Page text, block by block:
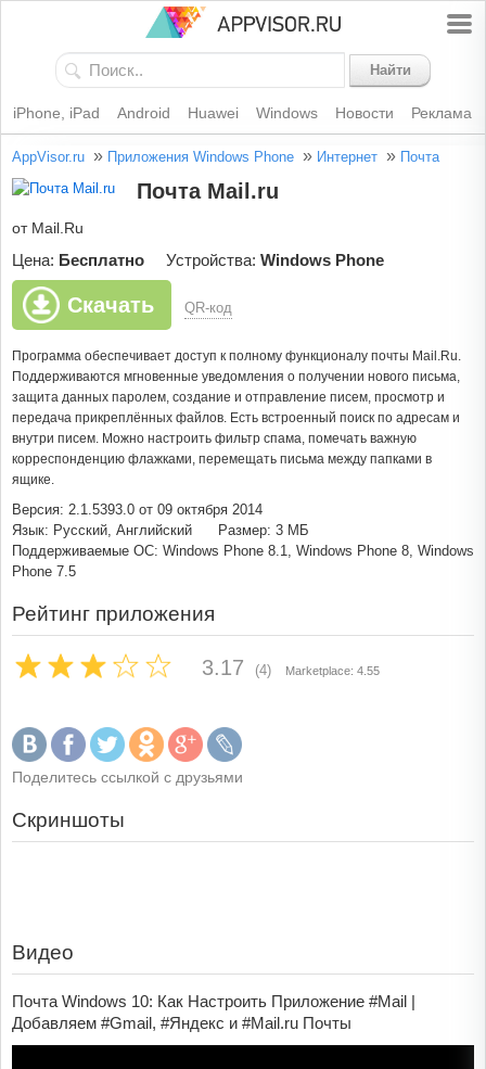
Найти
iPhone, iPad Android Huawei Windows Новости Реклама
AppVisor.ru » Приложения Windows Phone » Интернет » Почта
Почта Mail.ru
от Mail.Ru
Цена: Бесплатно Устройства: Windows Phone
Скачать QR-код
Программа обеспечивает доступ к полному функционалу почты Mail.Ru.
Поддерживаются мгновенные уведомления о получении нового письма,
защита данных паролем, создание и отправление писем, просмотр и
передача прикреплённых файлов. Есть встроенный поиск по адресам и
внутри писем. Можно настроить фильтр спама, помечать важную
корреспонденцию флажками, перемещать письма между папками в
ящике.
Версия: 2.1.5393.0 от 09 октября 2014
Язык: Русский, Английский
Размер: 3 МБ
Поддерживаемые ОС: Windows Phone 8.1, Windows Phone 8, Windows
Phone 7.5
Рейтинг приложения
3.17 (4) Marketplace: 4.55
Поделитесь ссылкой с друзьями
Скриншоты
Видео
Почта Windows 10: Как Настроить Приложение #Mail |
Добавляем #Gmail, #Яндекс и #Mail.ru Почты